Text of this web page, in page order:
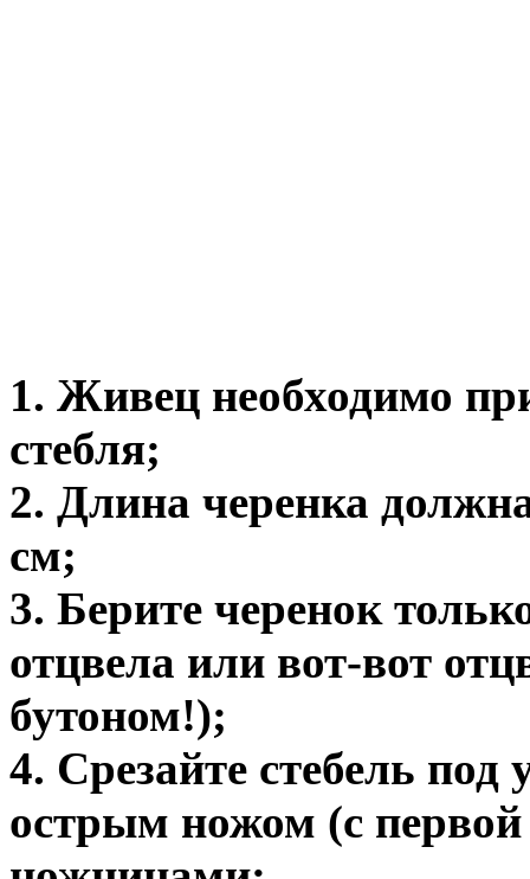
1. Живец необходимо
стебля;
2. Длина черенка
см;
3. Берите черенок
отцвела или вот-вот
бутоном!);
4. Срезайте стебель
острым ножом (с